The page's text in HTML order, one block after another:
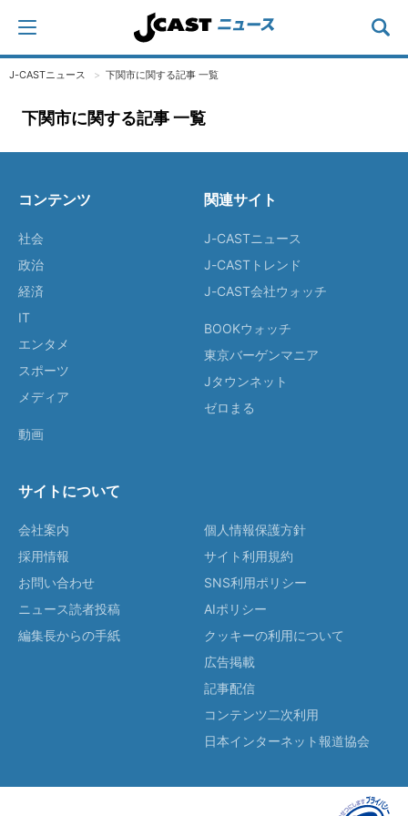
J-CASTニュース 下関市に関する記事 一覧
下関市に関する記事 一覧
コンテンツ
社会
政治
経済
IT
エンタメ
スポーツ
メディア
動画
関連サイト
J-CASTニュース
J-CASTトレンド
J-CAST会社ウォッチ
BOOKウォッチ
東京バーゲンマニア
Jタウンネット
ゼロまる
サイトについて
会社案内
採用情報
お問い合わせ
ニュース読者投稿
編集長からの手紙
個人情報保護方針
サイト利用規約
SNS利用ポリシー
AIポリシー
クッキーの利用について
広告掲載
記事配信
コンテンツ二次利用
日本インターネット報道協会